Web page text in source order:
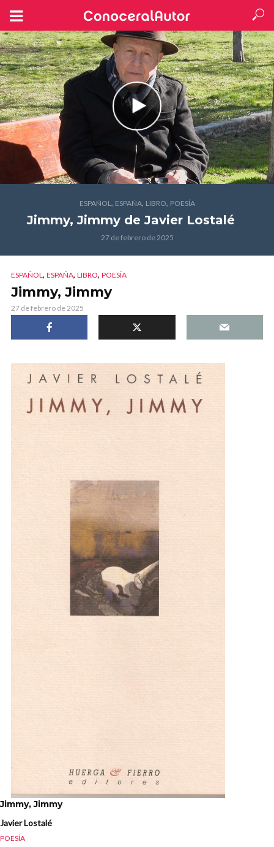
ESPAÑOL, ESPAÑA, LIBRO, POESÍA
Jimmy, Jimmy de Javier Lostalé
27 de febrero de 2025
ESPAÑOL, ESPAÑA, LIBRO, POESÍA
Jimmy, Jimmy
27 de febrero de 2025
Jimmy, Jimmy
Javier Lostalé
POESÍA